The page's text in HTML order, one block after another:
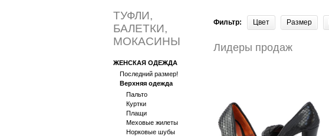
ТУФЛИ,
БАЛЕТКИ,
МОКАСИНЫ
ЖЕНСКАЯ ОДЕЖДА
Последний размер!
Верхняя одежда
Пальто
Куртки
Плащи
Меховые жилеты
Норковые шубы
Фильтр: Цвет Размер
Лидеры продаж